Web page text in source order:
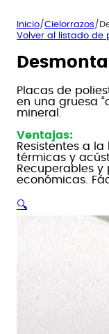
Inicio/Cielorrazos/
Volver al listado de
Placas de
en una gruesa
mineral.
Ventajas:
Resistentes a
térmicas y
Recuperables y
económicas.
🔍